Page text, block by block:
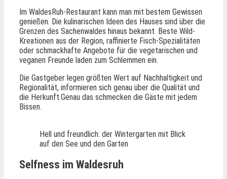
Im WaldesRuh-Restaurant kann man mit bestem Gewissen
genießen. Die kulinarischen Ideen des Hauses sind über die
Grenzen des Sachenwaldes hinaus bekannt. Beste Wild-
Kreationen aus der Region, raffinierte Fisch-Spezialitäten
oder schmackhafte Angebote für die vegetarischen und
veganen Freunde laden zum Schlemmen ein.
Die Gastgeber legen größten Wert auf Nachhaltigkeit und
Regionalität, informieren sich genau über die Qualität und
die Herkunft.Genau das schmecken die Gäste mit jedem
Bissen.
Hell und freundlich: der Wintergarten mit Blick
auf den See und den Garten
Selfness im Waldesruh